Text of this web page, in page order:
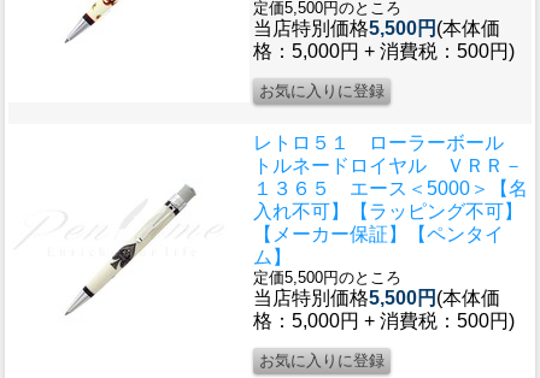
定価5,500円のところ
当店特別価格5,500円 (本体価
格：5,000円 + 消費税：500円)
レトロ５１ ローラーボール
トルネードロイヤル ＶＲＲ－
１３６５ エース＜5000＞【名
入れ不可】【ラッピング不可】
【メーカー保証】【ペンタイ
ム】
定価5,500円のところ
当店特別価格5,500円 (本体価
格：5,000円 + 消費税：500円)